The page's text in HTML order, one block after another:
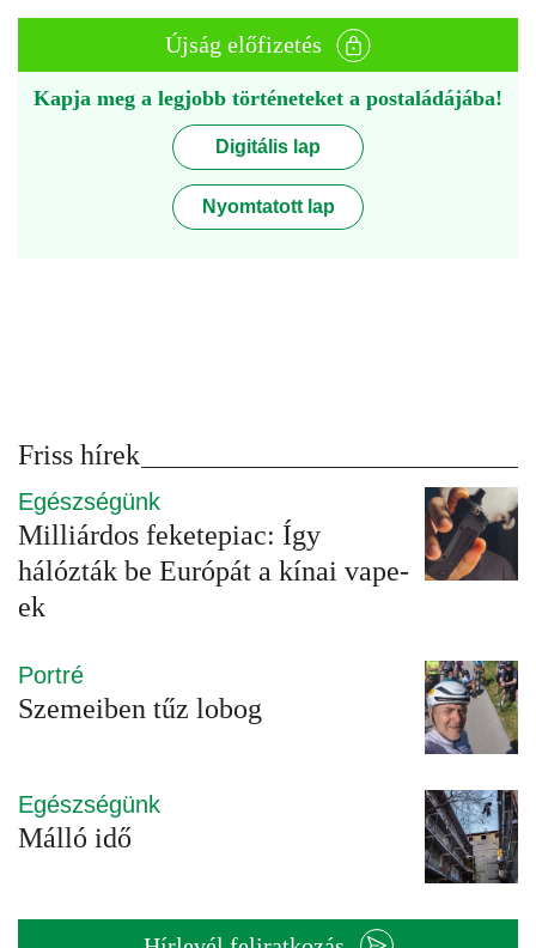
Újság előfizetés
Kapja meg a legjobb történeteket a postaládájába!
Digitális lap
Nyomtatott lap
Friss hírek
Egészségünk
Milliárdos feketepiac: Így
hálózták be Európát a kínai vape-
ek
Portré
Szemeiben tűz lobog
Egészségünk
Málló idő